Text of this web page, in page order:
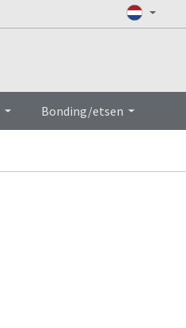
Bonding/etsen